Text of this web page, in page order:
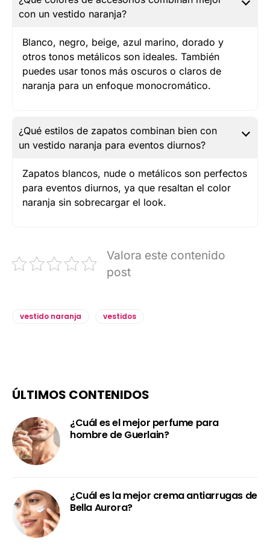
con un vestido naranja?
Blanco, negro, beige, azul marino, dorado y
otros tonos metálicos son ideales. También
puedes usar tonos más oscuros o claros de
naranja para un enfoque monocromático.
¿Qué estilos de zapatos combinan bien con
un vestido naranja para eventos diurnos?
Zapatos blancos, nude o metálicos son perfectos
para eventos diurnos, ya que resaltan el color
naranja sin sobrecargar el look.
Valora este contenido
post
vestido naranja vestidos
ÚLTIMOS CONTENIDOS
¿Cuál es el mejor perfume para
hombre de Guerlain?
¿Cuál es la mejor crema antiarrugas de
Bella Aurora?